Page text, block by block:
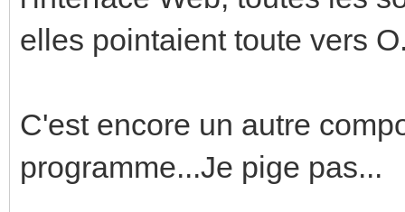
elles pointaient toute vers
C'est encore un autre
programme...Je pige pas...